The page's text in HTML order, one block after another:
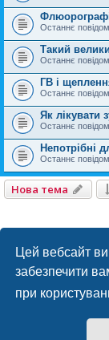
Цей вебсайт
забезпечити
при
Останнє
Такий
Останнє
ГВ і
Останнє
Як лікувати
Останнє
Непотрібні
Останнє
Нова тема
ПРАВА ДОСТУПУ
Вине можете
не можете
додавати